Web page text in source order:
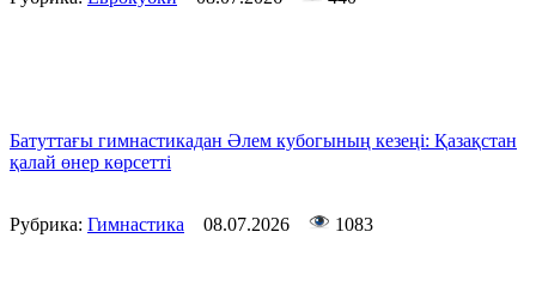
Батуттағы гимнастикадан Әлем кубогының кезеңі: Қазақстан
қалай өнер көрсетті
Рубрика: Гимнастика 08.07.2026 1083